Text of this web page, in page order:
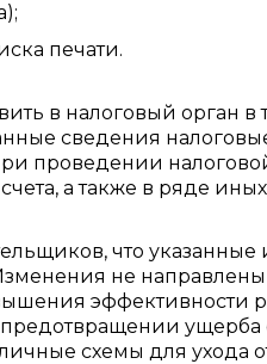
печати.
в налоговый орган в
сведения
проведении
а также в ряде иных
что указанные
не
эффективности
ущерба
схемы для ухода